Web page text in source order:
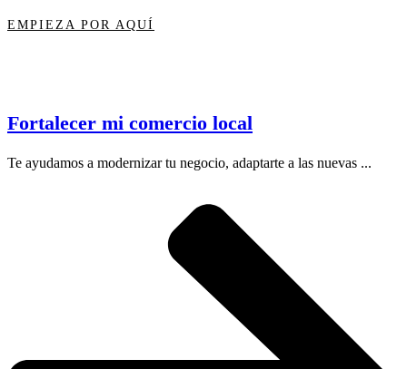
EMPIEZA POR AQUÍ
Fortalecer mi comercio local
Te ayudamos a modernizar tu negocio, adaptarte a las nuevas ...